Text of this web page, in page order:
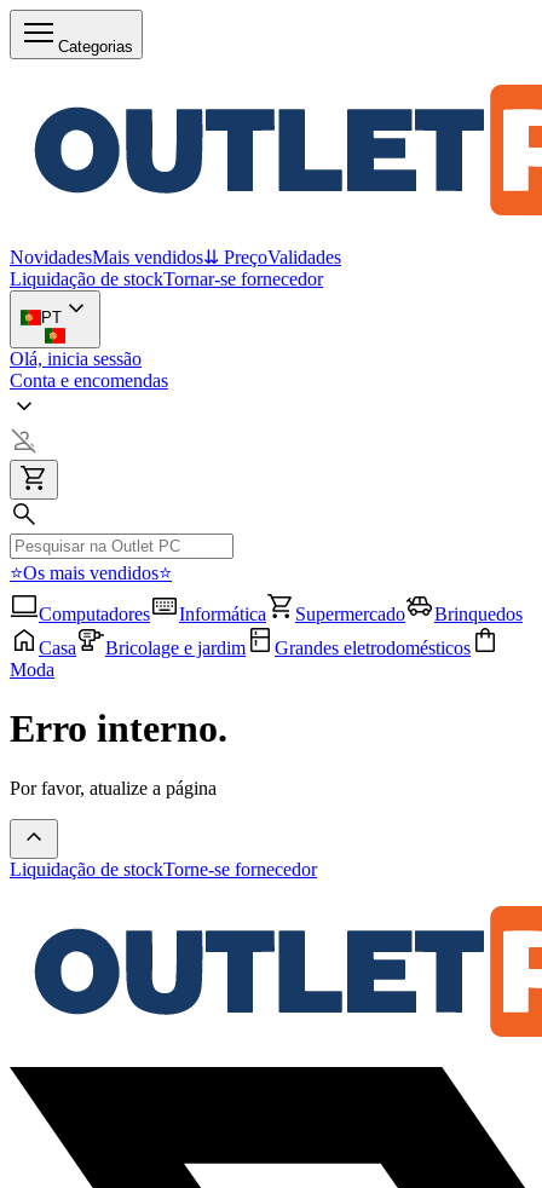
Categorias
NovidadesMais vendidos⇊ PreçoValidades
Liquidação de stockTornar-se fornecedor
PT
Olá, inicia sessão
Conta e encomendas
⭐Os mais vendidos⭐
Computadores
Informática Supermercado
Brinquedos
Casa
Bricolage e jardim
Grandes eletrodomésticos
Moda
Erro interno.
Por favor, atualize a página
Liquidação de stockTorne-se fornecedor